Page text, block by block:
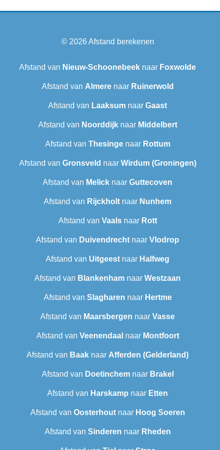
© 2026Afstand berekenen
Afstand van Nieuw-Schoonebeek naar Foxwolde
Afstand van Almerenaar Ruinerwold
Afstand van Laaksum naar Gaast
Afstand van Noorddijknaar Middelbert
Afstand van Thesingenaar Rottum
Afstand van Gronsveld naar Wirdum (Groningen)
Afstand van Melick naar Guttecoven
Afstand van Rijckholt naar Nunhem
Afstand van Vaalsnaar Rott
Afstand van Duivendrecht naar Vlodrop
Afstand van Uitgeest naar Halfweg
Afstand van Blankenham naar Westzaan
Afstand van Slagharen naar Hertme
Afstand van Maarsbergen naar Vasse
Afstand van Veenendaal naar Montfoort
Afstand van Baak naar Afferden (Gelderland)
Afstand van Doetinchemnaar Brakel
Afstand van Harskamp naar Etten
Afstand van Oosterhoutnaar Hoog Soeren
Afstand van Sinderen naar Rheden